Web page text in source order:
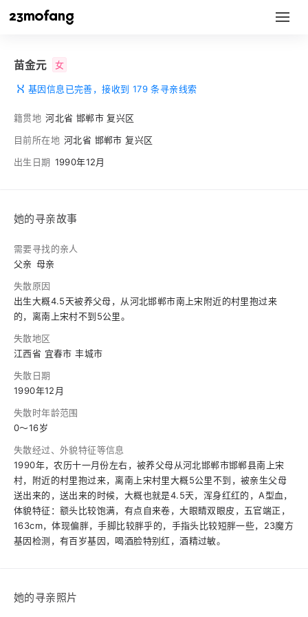
苗金元 女
基因信息已完善，接收到 179 条寻亲线索
籍贯地 河北省 邯郸市 复兴区
目前所在地 河北省 邯郸市 复兴区
出生日期 1990年12月
她的寻亲故事
需要寻找的亲人
父亲 母亲
失散原因
出生大概4.5天被养父母，从河北邯郸市南上宋附近的村里抱过来
的，离南上宋村不到5公里。
失散地区
江西省 宜春市 丰城市
失散日期
1990年12月
失散时年龄范围
0～16岁
失散经过、外貌特征等信息
1990年，农历十一月份左右，被养父母从河北邯郸市邯郸县南上宋
村，附近的村里抱过来，离南上宋村里大概5公里不到，被亲生父母
送出来的，送出来的时候，大概也就是4.5天，浑身红红的，A型血，
体貌特征：额头比较饱满，有点自来卷，大眼睛双眼皮，五官端正，
163cm，体现偏胖，手脚比较胖乎的，手指头比较短胖一些，23魔方
基因检测，有百岁基因，喝酒脸特别红，酒精过敏。
她的寻亲照片